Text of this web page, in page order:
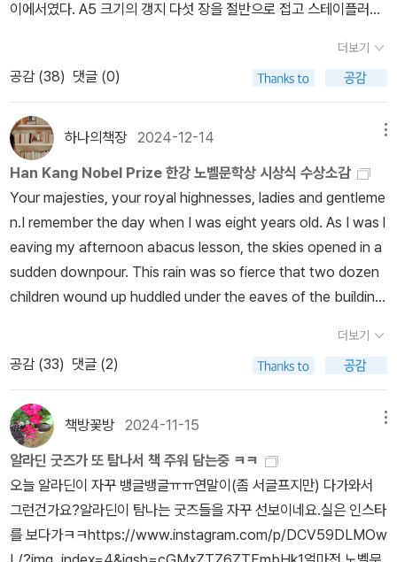
더보기
공감 (38) 댓글 (0)
하나의책장2024-12-14
Han Kang Nobel Prize 한강 노벨문학상 시상식 수상소감
Your majesties, your royal highnesses, ladies and gentleme
n.I remember the day when I was eight years old. As I was l
eaving my afternoon abacus lesson, the skies opened in a
sudden downpour. This rain was so fierce that two dozen
children wound up huddled under the eaves of the building.
aves I could see another small crowd— almost like looking
into a mirror. Watching that streaming rain, the damp soaki
ng my arms and calves, I suddenly understood. All these pe
ople standing with me, shoulder to shoulder, and all those p
eople across the way — were living as an “I” in their own ri
ght. Each one was seeing this rain, just as I was. This dam
p on my face, they felt it as well. It was a moment of wond
er, this experience of so many first-person perspectives.Lo
oking back over the time I have spent reading and writing, I
더보기
공감 (33) 댓글 (2)
책방꽃방 2024-11-15
알라딘 굿즈가 또 탐나서 책 주워 담는중 ㅋㅋ
오늘 알라딘이 자꾸 뱅글뱅글ㅠㅠ연말이(좀 서글프지만) 다가와서
그런건가요?알라딘이 탐나는 굿즈들을 자꾸 선보이네요.실은 인스타
를 보다가ㅋㅋhttps://www.instagram.com/p/DCV59DLMOw